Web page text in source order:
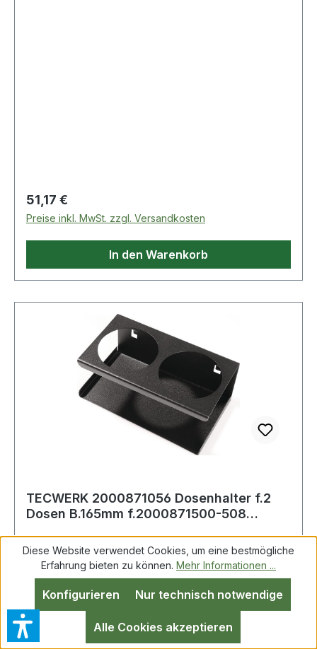
Regulärer Preis:
51,17 €
Preise inkl. MwSt. zzgl. Versandkosten
In den Warenkorb
TECWERK 2000871056 Dosenhalter f.2
Dosen B.165mm f.2000871500-508
Diese Website verwendet Cookies, um eine bestmögliche
Erfahrung bieten zu können. Mehr Informationen ...
Nur technisch notwendige
Konfigurieren
Alle Cookies akzeptieren